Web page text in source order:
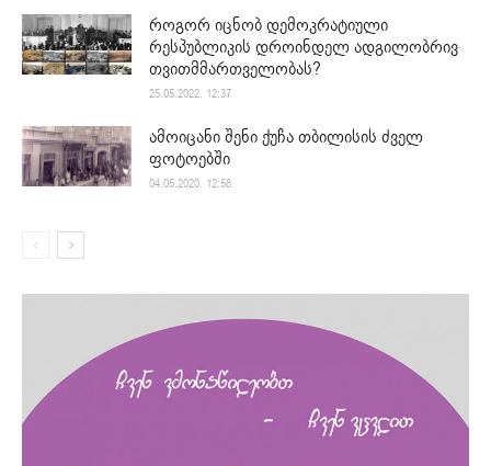
როგორ იცნობ დემოკრატიული
რესპუბლიკის დროინდელ ადგილობრივ
თვითმმართველობას?
25.05.2022. 12:37
ამოიცანი შენი ქუჩა თბილისის ძველ
ფოტოებში
04.05.2020. 12:58